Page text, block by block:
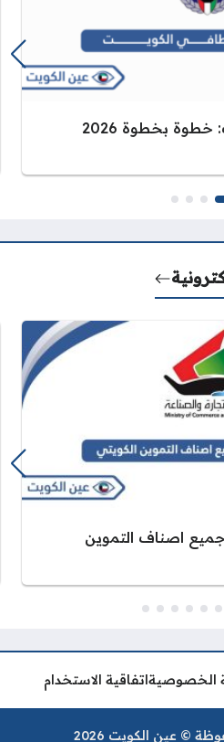
بخطوة 2026
جميع اصناف التموين
الخصوصيةاتفاقية الاستخدام
© عين الكويت 2026